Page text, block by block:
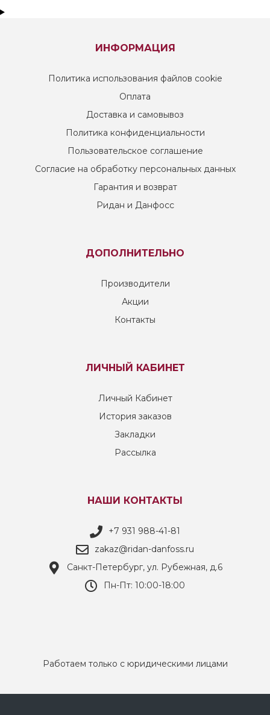
ИНФОРМАЦИЯ
Политика использования файлов cookie
Оплата
Доставка и самовывоз
Политика конфиденциальности
Пользовательское соглашение
Согласие на обработку персональных данных
Гарантия и возврат
Ридан и Данфосс
ДОПОЛНИТЕЛЬНО
Производители
Акции
Контакты
ЛИЧНЫЙ КАБИНЕТ
Личный Кабинет
История заказов
Закладки
Рассылка
НАШИ КОНТАКТЫ
+7 931 988-41-81
zakaz@ridan-danfoss.ru
Санкт-Петербург, ул. Рубежная, д.6
Пн-Пт: 10:00-18:00
Работаем только с юридическими лицами